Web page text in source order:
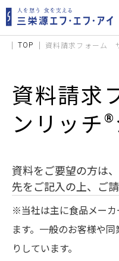
TOP 資料請求フォーム
資料請求
ンリッチ ®
資料をご要望の方は
先をご記入の上、ご請
※当社は主に食品メー
ます。一般のお客様や
りしています。